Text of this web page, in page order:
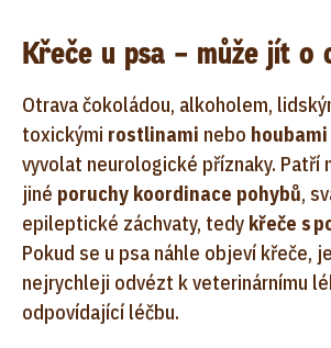
Křeče u psa – může jít o
Otrava čokoládou, alkoholem,
toxickými rostlinami nebo houbami
vyvolat neurologické příznaky. Patří
jiné poruchy koordinace pohybů,
epileptické záchvaty, tedy křeče s
Pokud se u psa náhle objeví křeče,
nejrychleji odvézt k veterinárnímu
odpovídající léčbu.